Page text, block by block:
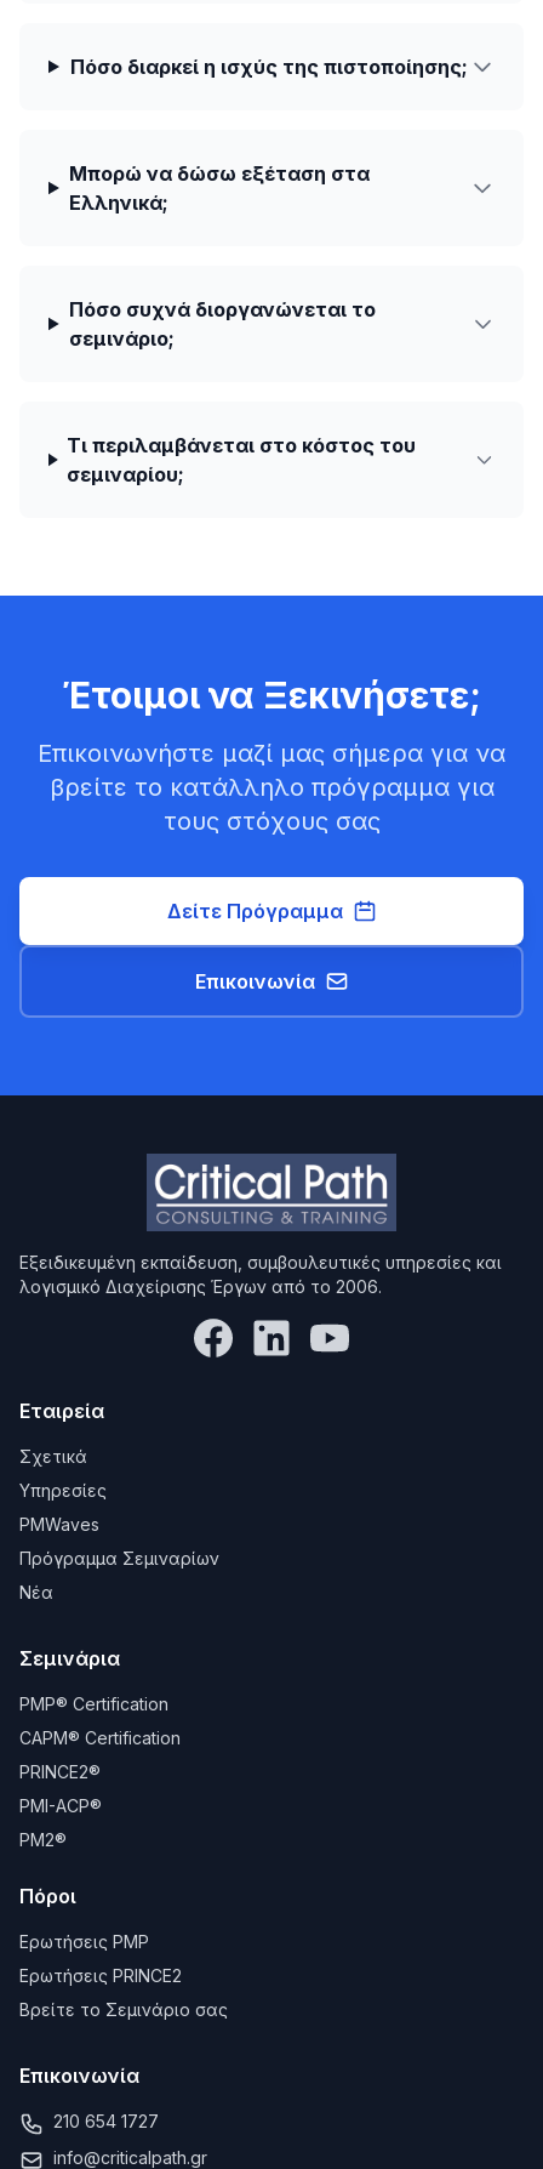
Πόσο διαρκεί η ισχύς της πιστοποίησης;
Μπορώ να δώσω εξέταση στα
Ελληνικά;
Πόσο συχνά διοργανώνεται το
σεμινάριο;
Τι περιλαμβάνεται στο κόστος του
σεμιναρίου;
Έτοιμοι να Ξεκινήσετε;
Επικοινωνήστε μαζί μας σήμερα για να
βρείτε το κατάλληλο πρόγραμμα για
τους στόχους σας
Δείτε Πρόγραμμα
Επικοινωνία
Εξειδικευμένη εκπαίδευση, συμβουλευτικές υπηρεσίες και
λογισμικό Διαχείρισης Έργων από το 2006.
Εταιρεία
Σχετικά
Υπηρεσίες
PMWaves
Πρόγραμμα Σεμιναρίων
Νέα
Σεμινάρια
PMP® Certification
CAPM® Certification
PRINCE2®
PMI-ACP®
PM2®
Πόροι
Ερωτήσεις PMP
Ερωτήσεις PRINCE2
Βρείτε το Σεμινάριο σας
Επικοινωνία
210 654 1727
info@criticalpath.gr